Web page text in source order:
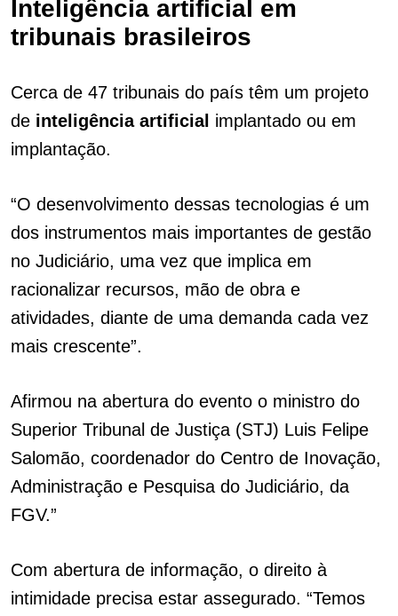
Inteligência artificial em
tribunais brasileiros
Cerca de 47 tribunais do país têm um projeto
de inteligência artificial implantado ou em
implantação.
“O desenvolvimento dessas tecnologias é um
dos instrumentos mais importantes de gestão
no Judiciário, uma vez que implica em
racionalizar recursos, mão de obra e
atividades, diante de uma demanda cada vez
mais crescente”.
Afirmou na abertura do evento o ministro do
Superior Tribunal de Justiça (STJ) Luis Felipe
Salomão, coordenador do Centro de Inovação,
Administração e Pesquisa do Judiciário, da
FGV.”
Com abertura de informação, o direito à
intimidade precisa estar assegurado. “Temos